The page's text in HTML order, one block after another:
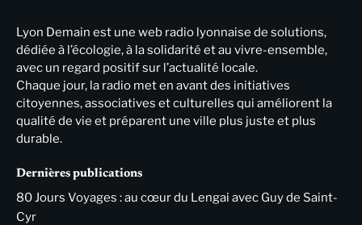
Lyon Demain est une web radio lyonnaise de solutions,
dédiée à l’écologie, à la solidarité et au vivre-ensemble,
avec un regard positif sur l’actualité locale.
Chaque jour, la radio met en avant des initiatives
citoyennes, associatives et culturelles qui améliorent la
qualité de vie et préparent une ville plus juste et plus
durable.
Dernières publications
80 Jours Voyages : au cœur du Lengai avec Guy de Saint-
Cyr